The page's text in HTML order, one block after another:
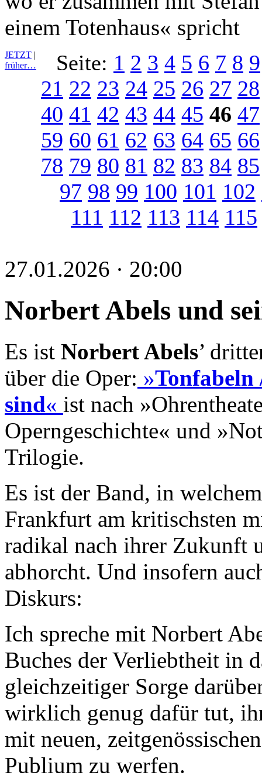
einem Totenhaus« spricht
JETZT |
früher…
Seite: 1 2 3 4 5 6 7 8 9
21 22 23 24 25 26 27 28
40 41 42 43 44 45 46 47
59 60 61 62 63 64 65 66
78 79 80 81 82 83 84 85
97 98 99 100 101 102
111 112 113 114 115
27.01.2026 · 20:00
Norbert Abels und
Es ist Norbert Abels’
über die Oper: »Tonfabeln
sind« ist nach
Operngeschichte« und
Trilogie.
Es ist der Band, in
Frankfurt am kritischsten
radikal nach ihrer Zukunft
abhorcht. Und insofern
Diskurs:
Ich spreche mit Norbert
Buches der Verliebtheit in
gleichzeitiger Sorge
wirklich genug dafür tut,
mit neuen,
Publium zu werfen.